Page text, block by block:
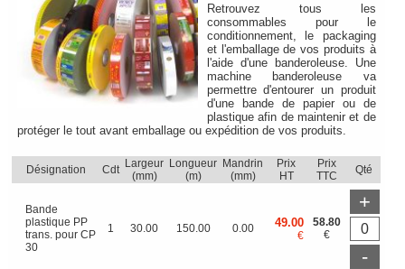
Retrouvez tous les
consommables pour le
conditionnement, le packaging
et l'emballage de vos produits à
l'aide d'une banderoleuse. Une
machine banderoleuse va
permettre d'entourer un produit
d'une bande de papier ou de
plastique afin de maintenir et de
protéger le tout avant emballage ou expédition de vos produits.
Désignation Cdt Largeur
(mm)
Longueur
(m)
Mandrin
(mm)
Prix
HT
Prix
TTC
Qté
Bande
plastique PP
trans. pour CP
30
1 30.00 150.00 0.00 49.00
€
58.80
€
+
-